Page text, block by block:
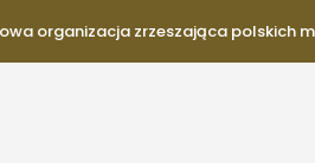
organizacja zrzeszająca polskich